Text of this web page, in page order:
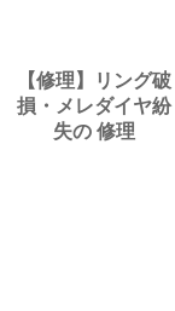
【修理】リング破
損・メレダイヤ紛
失の 修理